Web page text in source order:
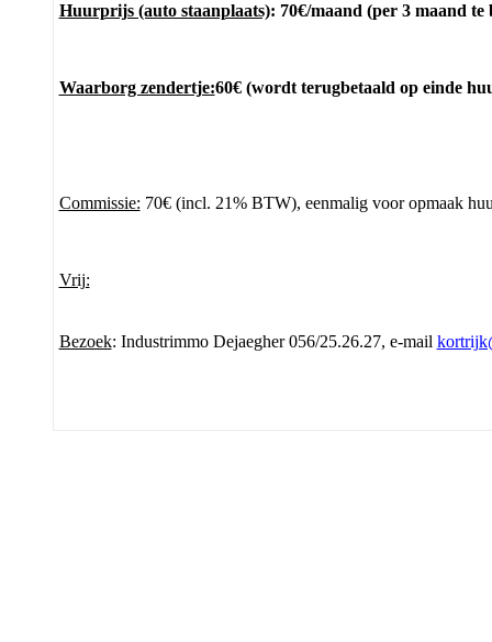
Huurprijs (auto staanplaats): 70€/maand (per 3 maand
Waarborg zendertje:60€ (wordt terugbetaald op einde
Commissie: 70€ (incl. 21% BTW), eenmalig voor opmaak
Vrij:
Bezoek: Industrimmo Dejaegher 056/25.26.27, e-mail